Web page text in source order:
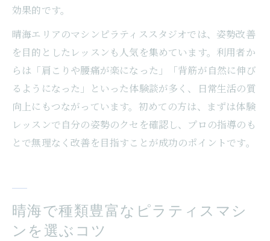
効果的です。
晴海エリアのマシンピラティススタジオでは、姿勢改善
を目的としたレッスンも人気を集めています。利用者か
らは「肩こりや腰痛が楽になった」「背筋が自然に伸び
るようになった」といった体験談が多く、日常生活の質
向上にもつながっています。初めての方は、まずは体験
レッスンで自分の姿勢のクセを確認し、プロの指導のも
とで無理なく改善を目指すことが成功のポイントです。
晴海で種類豊富なピラティスマシ
ンを選ぶコツ